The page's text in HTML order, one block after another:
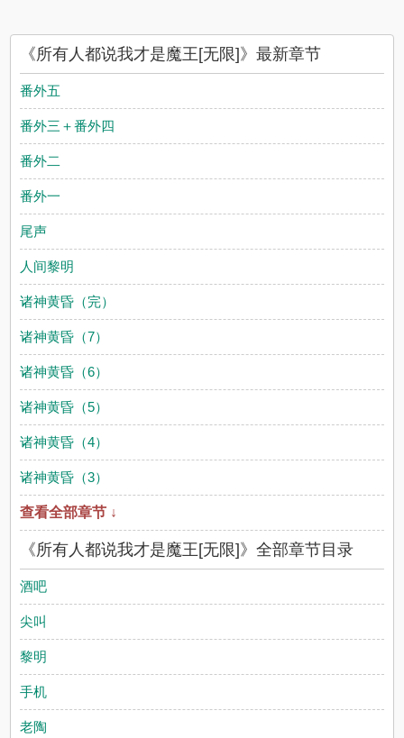
《所有人都说我才是魔王[无限]》最新章节
番外五
番外三＋番外四
番外二
番外一
尾声
人间黎明
诸神黄昏（完）
诸神黄昏（7）
诸神黄昏（6）
诸神黄昏（5）
诸神黄昏（4）
诸神黄昏（3）
查看全部章节 ↓
《所有人都说我才是魔王[无限]》全部章节目录
酒吧
尖叫
黎明
手机
老陶